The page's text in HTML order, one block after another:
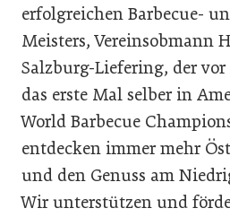
erfolgreichen Barbecue-
Meisters, Vereinsobmann
Salzburg-Liefering, der vor
das erste Mal selber in
World Barbecue
entdecken immer mehr
und den Genuss am
Wir unterstützen und